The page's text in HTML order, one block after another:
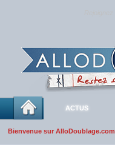
ACTUS
Bienvenue sur AlloDoublage.com